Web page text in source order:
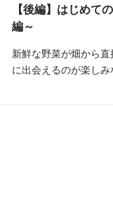
【後編】はじめて
編～
新鮮な野菜が畑から
に出会えるのが楽しみ
菜を使って、保存方